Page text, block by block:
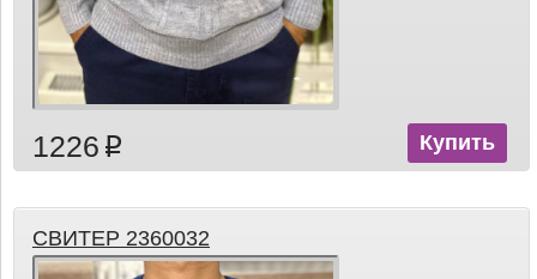
1226 p Купить
СВИТЕР 2360032